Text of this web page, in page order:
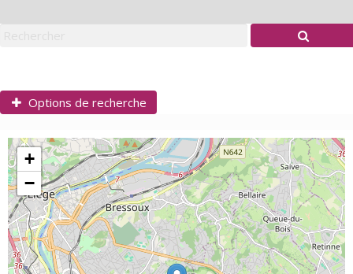
Options de recherche
Options de recherche
Options de recherche
Niveau
Catégorie
Durée :
+
−